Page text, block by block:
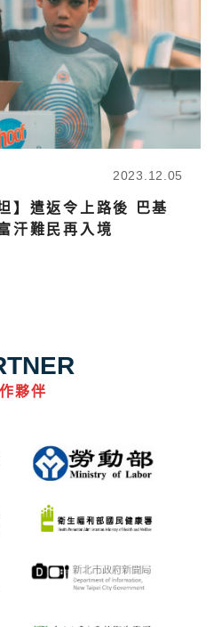
2023.12.05
】遣返令上路後 巴基
汗難民再入境
夥伴